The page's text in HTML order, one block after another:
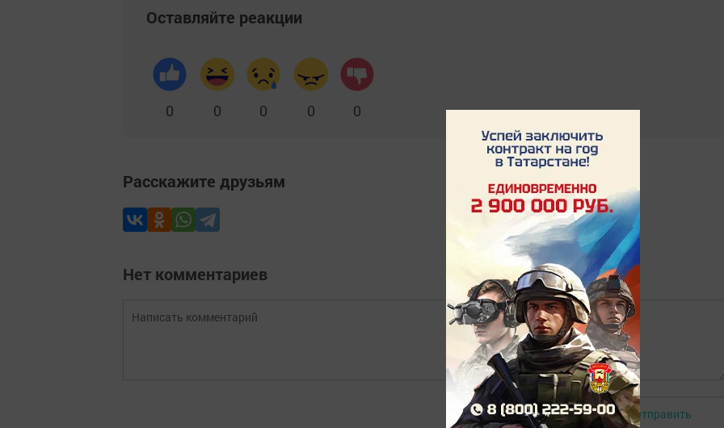
Оставляйте реакции
0 0 0 0 0
Расскажите друзьям
Нет комментариев
Авторизоваться Отправить